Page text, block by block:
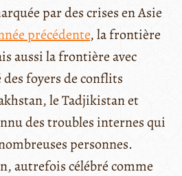
par des crises en Asie
précédente, la frontière
aussi la frontière avec
foyers de conflits
le Tadjikistan et
des troubles internes qui
personnes.
autrefois célébré comme